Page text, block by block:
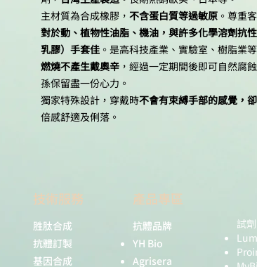
主材質為合成橡膠， 不含蛋白質等過敏原 。尊重
對於動、植物性油脂、機油，與許多化學溶劑抗
乳膠）手套佳 。是高科技產業、實驗室 、 樹脂業
燃燒不產生戴奧辛 ，經過一定期間後即可自然腐
孫保留盡一份心力。
獨家特殊設計，穿戴時不會有束縛手部的感覺，
倍感舒適及俐落。
技術服務
胜肽合成
抗體訂製
基因合成
產品專區
抗體品牌
YH Bio
Agrisera
試